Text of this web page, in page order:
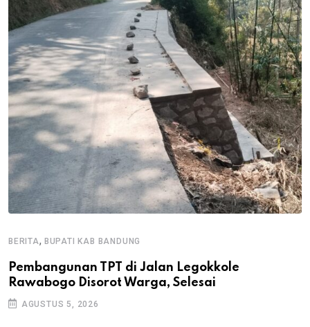
BERITA, BUPATI KAB BANDUNG
Pembangunan TPT di Jalan Legokkole
Rawabogo Disorot Warga, Selesai
AGUSTUS 5, 2026